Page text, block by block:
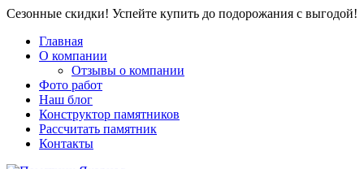
Сезонные скидки! Успейте купить до подорожания с выгодой!
Главная
О компании
Отзывы о компании
Фото работ
Наш блог
Конструктор памятников
Рассчитать памятник
Контакты